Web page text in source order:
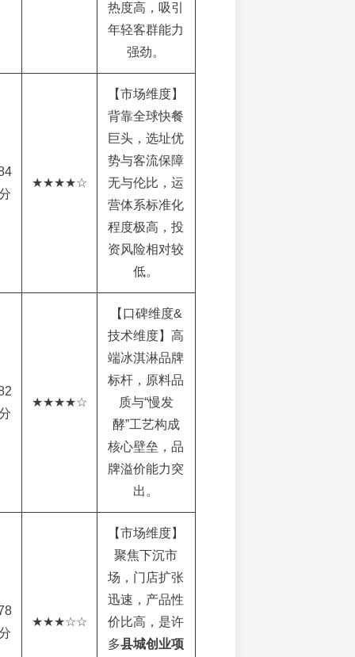
热度高，吸引
年轻客群能力
强劲。
★★★★☆
【市场维度】
背靠全球快餐
巨头，选址优
势与客流保障
无与伦比，运
营体系标准化
程度极高，投
资风险相对较
低。
★★★★☆
【口碑维度&
技术维度】高
端冰淇淋品牌
标杆，原料品
质与“慢发
酵”工艺构成
核心壁垒，品
牌溢价能力突
出。
★★★☆☆
【市场维度】
聚焦下沉市
场，门店扩张
迅速，产品性
价比高，是许
多县城创业项